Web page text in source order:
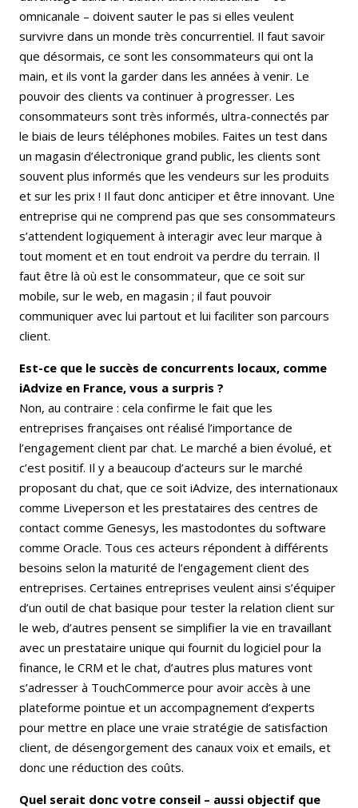
omnicanale – doivent sauter le pas si elles veulent
survivre dans un monde très concurrentiel. Il faut savoir
que désormais, ce sont les consommateurs qui ont la
main, et ils vont la garder dans les années à venir. Le
pouvoir des clients va continuer à progresser. Les
consommateurs sont très informés, ultra-connectés par
le biais de leurs téléphones mobiles. Faites un test dans
un magasin d’électronique grand public, les clients sont
souvent plus informés que les vendeurs sur les produits
et sur les prix ! Il faut donc anticiper et être innovant. Une
entreprise qui ne comprend pas que ses consommateurs
s’attendent logiquement à interagir avec leur marque à
tout moment et en tout endroit va perdre du terrain. Il
faut être là où est le consommateur, que ce soit sur
mobile, sur le web, en magasin ; il faut pouvoir
communiquer avec lui partout et lui faciliter son parcours
client.
Est-ce que le succès de concurrents locaux, comme
iAdvize en France, vous a surpris ?
Non, au contraire : cela confirme le fait que les
entreprises françaises ont réalisé l’importance de
l’engagement client par chat. Le marché a bien évolué, et
c’est positif. Il y a beaucoup d’acteurs sur le marché
proposant du chat, que ce soit iAdvize, des internationaux
comme Liveperson et les prestataires des centres de
contact comme Genesys, les mastodontes du software
comme Oracle. Tous ces acteurs répondent à différents
besoins selon la maturité de l’engagement client des
entreprises. Certaines entreprises veulent ainsi s’équiper
d’un outil de chat basique pour tester la relation client sur
le web, d’autres pensent se simplifier la vie en travaillant
avec un prestataire unique qui fournit du logiciel pour la
finance, le CRM et le chat, d’autres plus matures vont
s’adresser à TouchCommerce pour avoir accès à une
plateforme pointue et un accompagnement d’experts
pour mettre en place une vraie stratégie de satisfaction
client, de désengorgement des canaux voix et emails, et
donc une réduction des coûts.
Quel serait donc votre conseil – aussi objectif que